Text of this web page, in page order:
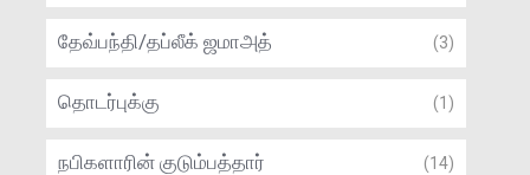
தேவ்பந்தி/தப்லீக் ஜமாஅத் (3)
தொடர்புக்கு (1)
நபிகளாரின் குடும்பத்தார் (14)